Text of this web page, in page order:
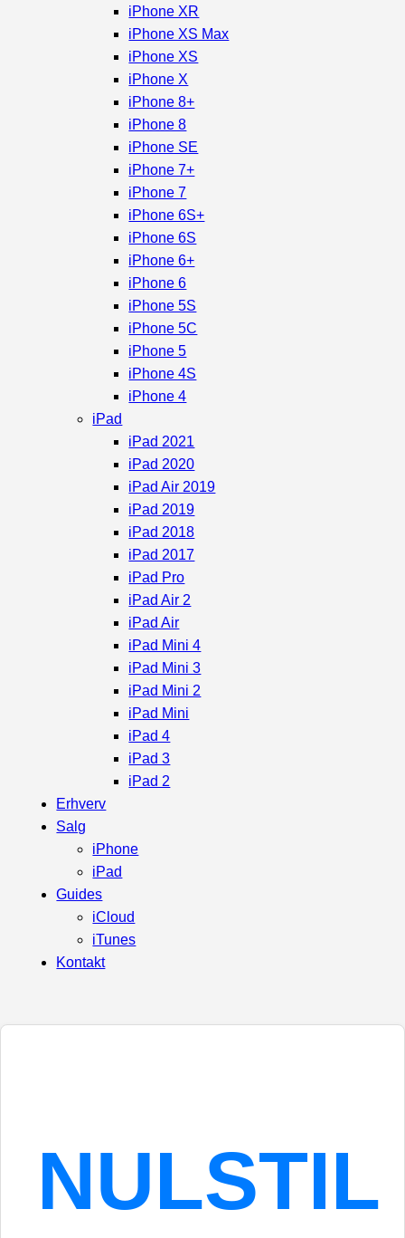
iPhone XR
iPhone XS Max
iPhone XS
iPhone X
iPhone 8+
iPhone 8
iPhone SE
iPhone 7+
iPhone 7
iPhone 6S+
iPhone 6S
iPhone 6+
iPhone 6
iPhone 5S
iPhone 5C
iPhone 5
iPhone 4S
iPhone 4
iPad
iPad 2021
iPad 2020
iPad Air 2019
iPad 2019
iPad 2018
iPad 2017
iPad Pro
iPad Air 2
iPad Air
iPad Mini 4
iPad Mini 3
iPad Mini 2
iPad Mini
iPad 4
iPad 3
iPad 2
Erhverv
Salg
iPhone
iPad
Guides
iCloud
iTunes
Kontakt
NULSTIL